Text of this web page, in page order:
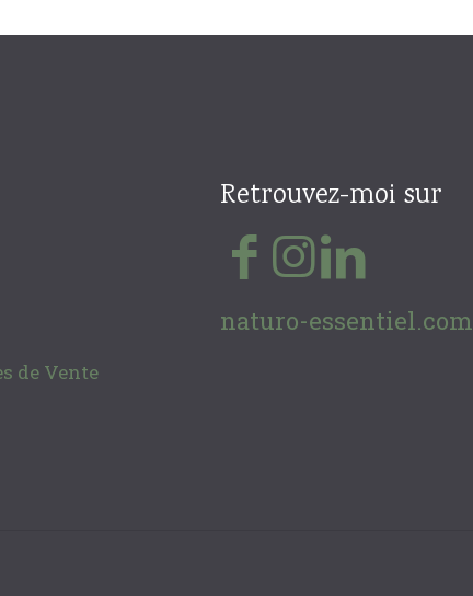
de Vente
Retrouvez-moi sur
naturo-essentiel.com